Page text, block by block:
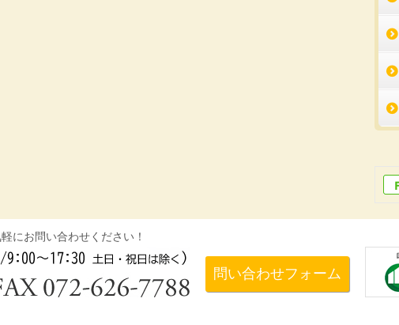
にお問い合わせください！
問い合わせフォーム